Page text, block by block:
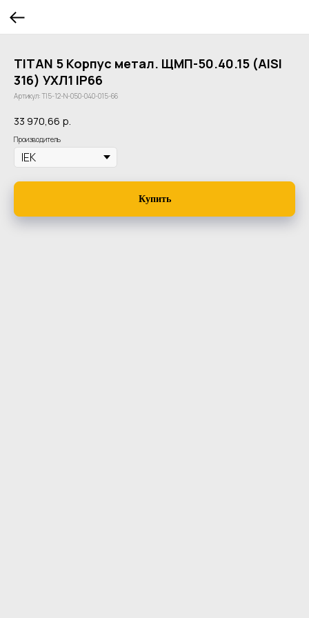
TITAN 5 Корпус метал. ЩМП-50.40.15 (AISI
316) УХЛ1 IP66
Артикул:TI5-12-N-050-040-015-66
33 970,66 р.
Производитель
Купить